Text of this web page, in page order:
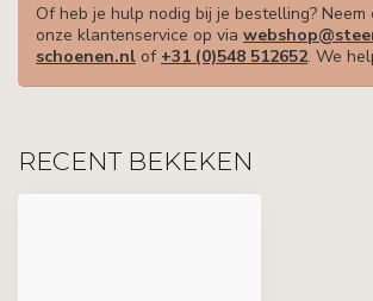
Of heb je hulp nodig bij je bestelling?
onze klantenservice op via
schoenen.nl of +31 (0)548 512652. We
RECENT BEKEKEN